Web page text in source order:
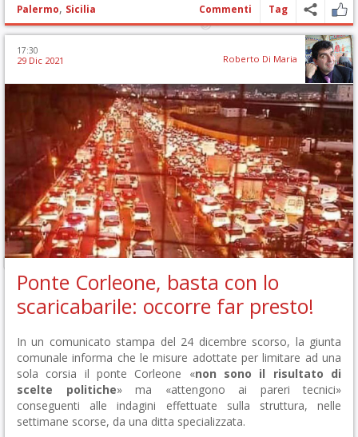
Palermo, Sicilia Commenti Tag
17:30
29 Dic 2021 Roberto Di Maria
Ponte Corleone, basta con lo
scaricabarile: occorre far presto!
In un comunicato stampa del 24 dicembre scorso, la giunta
comunale informa che le misure adottate per limitare ad una
sola corsia il ponte Corleone «non sono il risultato di
scelte politiche» ma «attengono ai pareri tecnici»
conseguenti alle indagini effettuate sulla struttura, nelle
settimane scorse, da una ditta specializzata.